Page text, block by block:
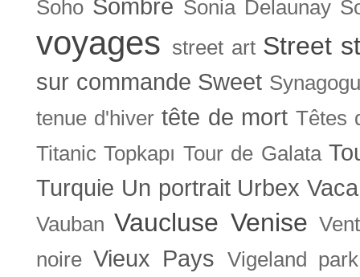
Soho Sombre Sonia Delaunay
voyages street art Street
sur commande Sweet
tenue d'hiver tête de mort Têtes
Titanic Topkapı Tour de Galata
Turquie Un portrait Urbex
Vauban Vaucluse Venise
noire Vieux Pays
Vigeland park